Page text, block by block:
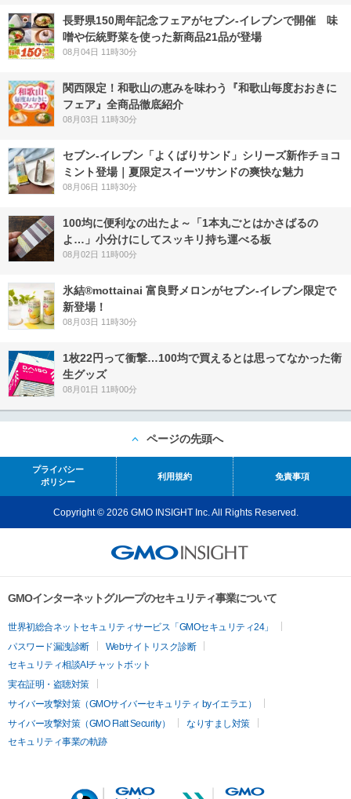
長野県150周年記念フェアがセブン-イレブンで開催 味
噌や伝統野菜を使った新商品21品が登場
08月04日 11時30分
関西限定！和歌山の恵みを味わう『和歌山毎度おおきに
フェア』全商品徹底紹介
08月03日 11時30分
セブン‐イレブン「よくばりサンド」シリーズ新作チョコ
ミント登場｜夏限定スイーツサンドの爽快な魅力
08月06日 11時30分
100均に便利なの出たよ～「1本丸ごとはかさばるの
よ…」小分けにしてスッキリ持ち運べる板
08月02日 11時00分
氷結®mottainai 富良野メロンがセブン‐イレブン限定で
新登場！
08月03日 11時30分
1枚22円って衝撃…100均で買えるとは思ってなかった衛
生グッズ
08月01日 11時00分
ページの先頭へ
プライバシー
ポリシー
利用規約 免責事項
Copyright © 2026 GMO INSIGHT Inc. All Rights Reserved.
GMOインターネットグループのセキュリティ事業について
世界初総合ネットセキュリティサービス「GMOセキュリティ24」
パスワード漏洩診断
Webサイトリスク診断
セキュリティ相談AIチャットボット
実在証明・盗聴対策
サイバー攻撃対策（GMOサイバーセキュリティ byイエラエ）
サイバー攻撃対策（GMO Flatt Security）
なりすまし対策
セキュリティ事業の軌跡